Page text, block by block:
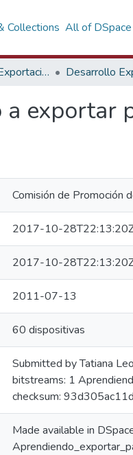
Collections All of DSpace
Promoción de las Exportaciones Desarrollo
exportar
Comisión de Promoción
2017-10-
2017-10-
2011-07-13
60 dispositivas
Submitted by Tatiana
bitstreams: 1
checksum:
Made available in